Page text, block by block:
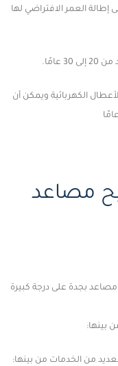
إطالة العمر الافتراضي لها
الكهربائية ويمكن أن
مصاعد
بجدة على درجة كبيرة
بينها:
من الخدمات من بينها: